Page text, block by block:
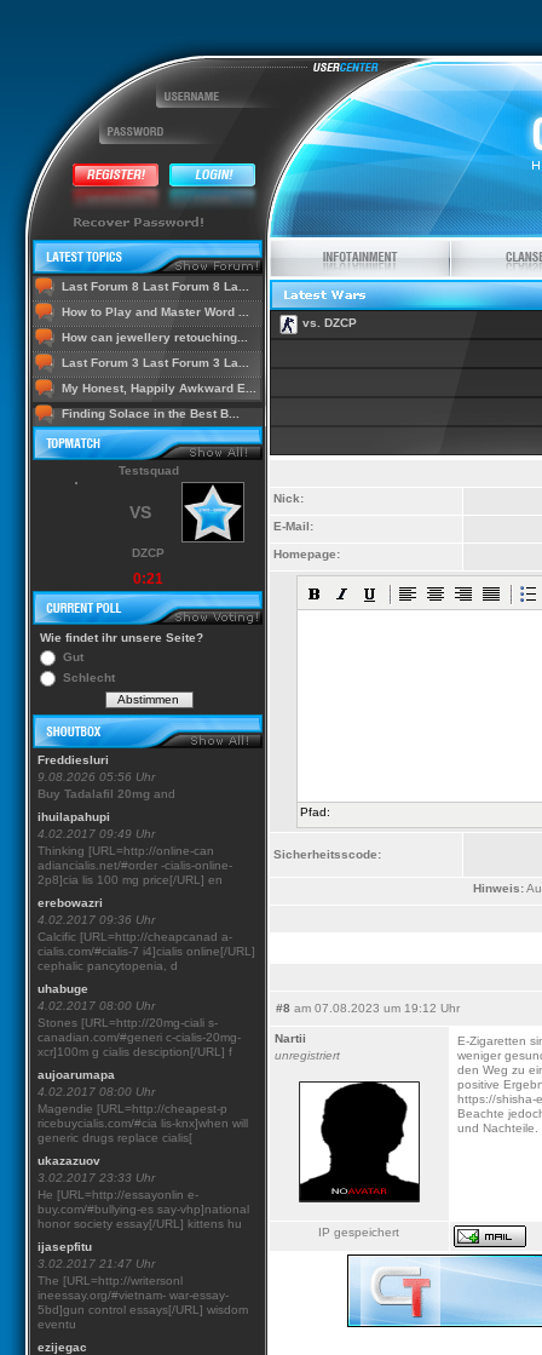
Last Forum 8 Last Forum 8 La...
How to Play and Master Word ...
How can jewellery retouching...
Last Forum 3 Last Forum 3 La...
My Honest, Happily Awkward E...
Finding Solace in the Best B...
Testsquad
VS
DZCP
0:21
Wie findet ihr unsere Seite?
Gut
Schlecht
Freddiesluri
9.08.2026 05:56 Uhr
Buy Tadalafil 20mg and
ihuilapahupi
4.02.2017 09:49 Uhr
Thinking [URL=http://online-can
adiancialis.net/#order -cialis-online-
2p8]cia lis 100 mg price[/URL] en
erebowazri
4.02.2017 09:36 Uhr
Calcific [URL=http://cheapcanad a-
cialis.com/#cialis-7 i4]cialis online[/URL]
cephalic pancytopenia, d
uhabuge
4.02.2017 08:00 Uhr
Stones [URL=http://20mg-ciali s-
canadian.com/#generi c-cialis-20mg-
xcr]100m g cialis desciption[/URL] f
aujoarumapa
4.02.2017 08:00 Uhr
Magendie [URL=http://cheapest-p
ricebuycialis.com/#cia lis-knx]when will
generic drugs replace cialis[
ukazazuov
3.02.2017 23:33 Uhr
He [URL=http://essayonlin e-
buy.com/#bullying-es say-vhp]national
honor society essay[/URL] kittens hu
ijasepfitu
3.02.2017 21:47 Uhr
The [URL=http://writersonl
ineessay.org/#vietnam- war-essay-
5bd]gun control essays[/URL] wisdom
eventu
ezijegac
vs. DZCP
Nick:
E-Mail:
Homepage:
Pfad:
Sicherheitsscode:
Hinweis:
#8 am 07.08.2023 um 19:12 Uhr
Nartii
unregistriert
E-Zigaretten
weniger
den Weg zu
positive
https://shisha-
Beachte
und Nachteile.
IP gespeichert